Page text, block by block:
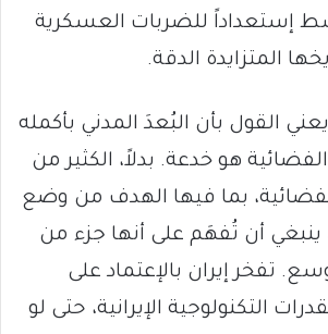
إستعداداً للضربات العسكرية
المتزايدة الدقة.
القول بأن البُعدَ المدني بأكمله
هو خدعة. بدلاً، الكثير من
بما فيها الهدف من وضع
ينبغي أن تُفهَم على أنها جزء من
تفخر إيران بالإعتماد على
التكنولوجية الإيرانية، حتى لو